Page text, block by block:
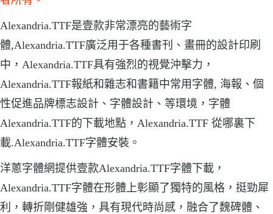
Alexandria.TTF是壹款非常漂亮的藝術字
體,Alexandria.TTF廣泛用于各種書刊、畫冊的設計印刷
中，Alexandria.TTF具有強烈的視覺沖擊力，
Alexandria.TTF報紙和雜志和書籍中常用字體, 海報、個
性促進品牌標志設計、字體設計、等環境，字體
Alexandria.TTF的下載地點，Alexandria.TTF 從哪裏下
載.Alexandria.TTF字體安裝。
洋蔥字體網提供壹款Alexandria.TTF字體下載，
Alexandria.TTF字體在形體上彰顯了獨特的風格，挺勁犀
利，轉折剛健雄強，具有現代時尚感，融合了魏碑體、